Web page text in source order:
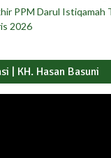
PPM Darul Istiqamah
2026
| KH. Hasan Basuni